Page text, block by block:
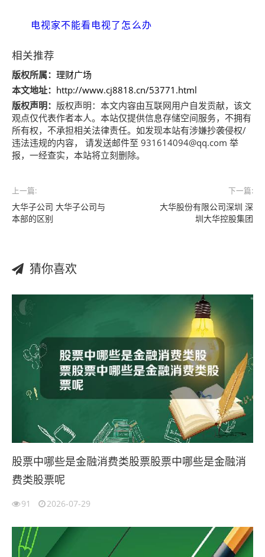
电视家不能看电视了怎么办
相关推荐
版权所属： 理财广场
本文地址： http://www.cj8818.cn/53771.html
版权声明： 版权声明： 本文内容由互联网用户自发贡献，该文
观点仅代表作者本人。本站仅提供信息存储空间服务，不拥有
所有权，不承担相关法律责任。如发现本站有涉嫌抄袭侵权/
违法违规的内容， 请发送邮件至 931614094@qq.com 举
报，一经查实，本站将立刻删除。
上一篇:
大华子公司 大华子公司与
本部的区别
下一篇:
大华股份有限公司深圳 深
圳大华控股集团
猜你喜欢
股票中哪些是金融消费类股票股票中哪些是金融消
费类股票呢
91 2026-07-29